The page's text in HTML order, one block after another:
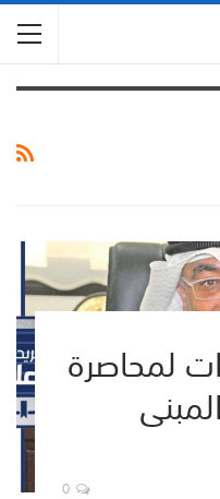
لمحاصرة
0